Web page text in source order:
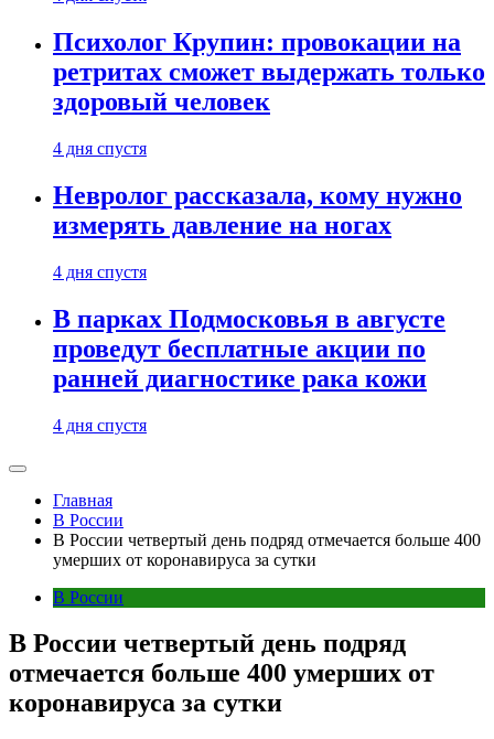
Психолог Крупин: провокации на
ретритах сможет выдержать только
здоровый человек
4 дня спустя
Невролог рассказала, кому нужно
измерять давление на ногах
4 дня спустя
В парках Подмосковья в августе
проведут бесплатные акции по
ранней диагностике рака кожи
4 дня спустя
Главная
В России
В России четвертый день подряд отмечается больше 400
умерших от коронавируса за сутки
В России
В России четвертый день подряд
отмечается больше 400 умерших от
коронавируса за сутки